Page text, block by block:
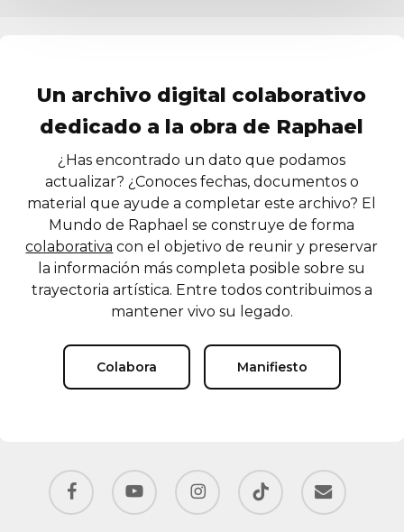
Un archivo digital colaborativo
dedicado a la obra de Raphael
¿Has encontrado un dato que podamos
actualizar? ¿Conoces fechas, documentos o
material que ayude a completar este archivo? El
Mundo de Raphael se construye de forma
colaborativa con el objetivo de reunir y preservar
la información más completa posible sobre su
trayectoria artística. Entre todos contribuimos a
mantener vivo su legado.
Colabora Manifiesto
facebook youtube instagram tiktok email